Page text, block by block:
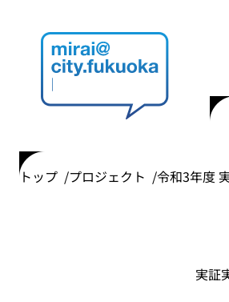
トップ プロジェクト 令和3年度
実証